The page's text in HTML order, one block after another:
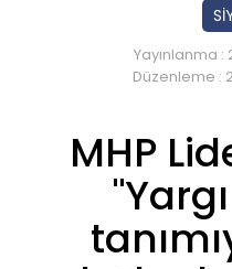
Yayınlanma :
Düzenleme :
MHP